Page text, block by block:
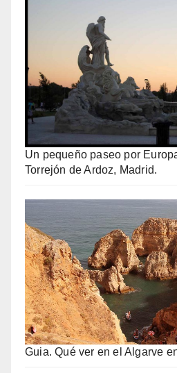
Un pequeño paseo por
Torrejón de Ardoz, Madrid.
Guia. Qué ver en el Algarve